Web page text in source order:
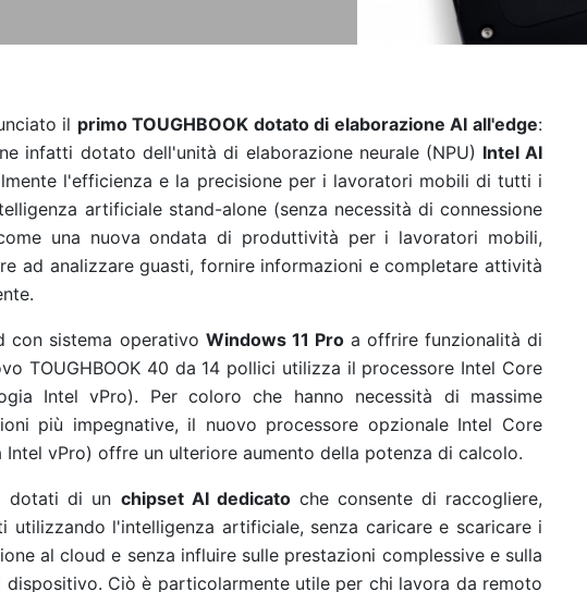
il primo TOUGHBOOK dotato di elaborazione AI all'edge:
infatti dotato dell'unità di elaborazione neurale (NPU) Intel AI
l'efficienza e la precisione per i lavoratori mobili di tutti i
artificiale stand-alone (senza necessità di connessione
una nuova ondata di produttività per i lavoratori mobili,
ad analizzare guasti, fornire informazioni e completare attività
con sistema operativo Windows 11 Proa offrire funzionalità di
TOUGHBOOK 40 da 14 pollici utilizza il processore Intel Core
Intel vPro). Per coloro che hanno necessità di massime
più impegnative, il nuovo processore opzionale Intel Core
vPro) offre un ulteriore aumento della potenza di calcolo.
dotati di un chipset AI dedicatoche consente di raccogliere,
utilizzando l'intelligenza artificiale, senza caricare e scaricare i
al cloud e senza influire sulle prestazioni complessive e sulla
Ciò è particolarmente utile per chi lavora da remoto